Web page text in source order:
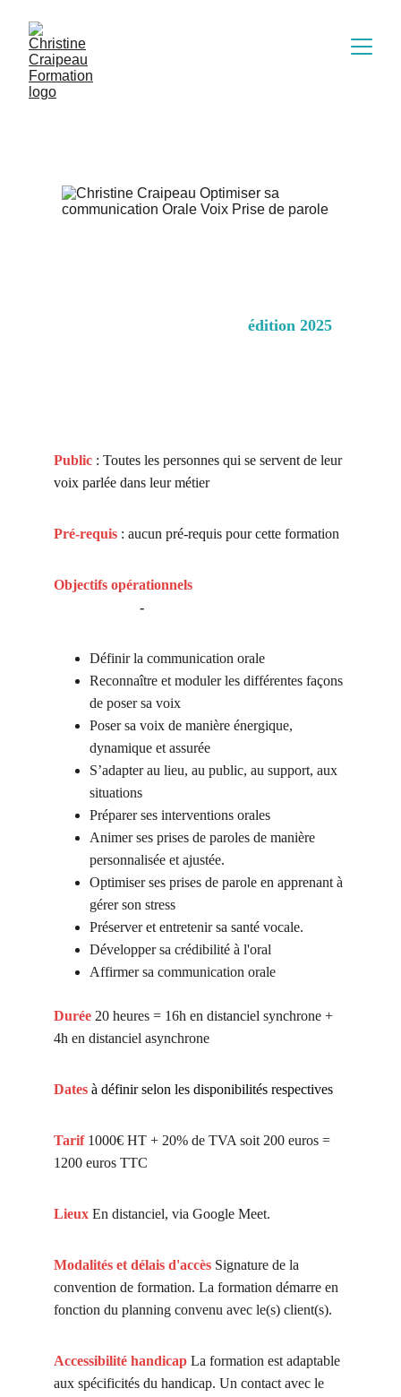
édition 2025
Public : Toutes les personnes qui se servent de leur
voix parlée dans leur métier
Pré-requis : aucun pré-requis pour cette formation
Objectifs opérationnels
                        -
Définir la communication orale
Reconnaître et moduler les différentes façons
de poser sa voix
Poser sa voix de manière énergique,
dynamique et assurée
S’adapter au lieu, au public, au support, aux
situations
Préparer ses interventions orales
Animer ses prises de paroles de manière
personnalisée et ajustée.
Optimiser ses prises de parole en apprenant à
gérer son stress
Préserver et entretenir sa santé vocale.
Développer sa crédibilité à l'oral
Affirmer sa communication orale
Durée 20 heures = 16h en distanciel synchrone +
4h en distanciel asynchrone
Dates à définir selon les disponibilités respectives
Tarif 1000€ HT + 20% de TVA soit 200 euros =
1200 euros TTC
Lieux En distanciel, via Google Meet.
Modalités et délais d'accès Signature de la
convention de formation. La formation démarre en
fonction du planning convenu avec le(s) client(s).
Accessibilité handicap La formation est adaptable
aux spécificités du handicap. Un contact avec le